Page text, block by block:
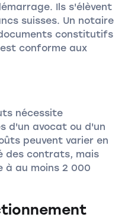
Ils s'élèvent
suisses. Un notaire
constitutifs
conforme aux
nécessite
d'un avocat ou d'un
peuvent varier en
des contrats, mais
à au moins 2 000